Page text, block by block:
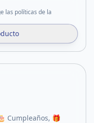
las políticas de la
Cumpleaños, 🎁